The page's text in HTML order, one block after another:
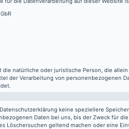
die natürliche oder juristische Person, die
der Verarbeitung von personenbezogenen
keine speziellere
Daten bei uns, bis der Zweck für
Löschersuchen geltend machen oder eine